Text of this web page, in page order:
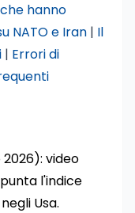
hanno
NATO e Iran | Il
| Errori di
2026): video
l'indice
Usa.